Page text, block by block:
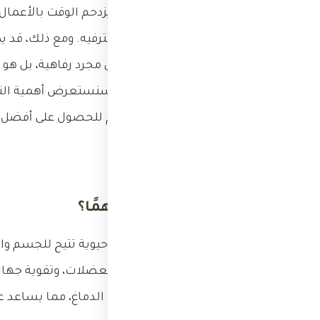
في عالمنا الحديث، حيث يزدحم الوقت
سبيل زيادة الإنتاجية أو الترفيه. ومع ذلك،
والعقل. النوم الجيد ليس مجرد رفاهية،
سليم. في هذه المقالة، سنستعرض أهمية
يمكن تحسين جودة النوم للحصول على أفضل
لماذا يعتبر النوم مهمًا؟
النوم هو عملية بيولوجية حيوية تتيح للجسم
بإصلاح الأنسجة، وبناء العضلات، وتقوية
تم جمعها خلال اليوم في الدماغ، مما يساعد